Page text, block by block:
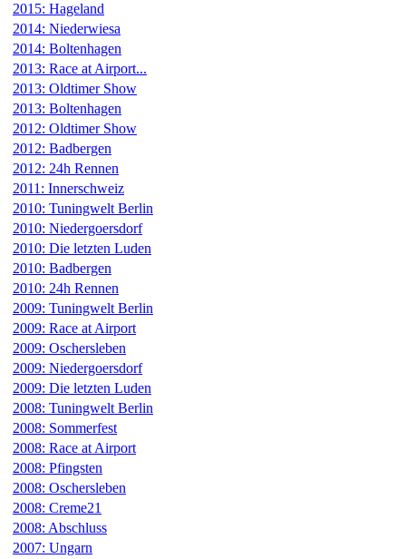
2015: Hageland
2014: Niederwiesa
2014: Boltenhagen
2013: Race at Airport...
2013: Oldtimer Show
2013: Boltenhagen
2012: Oldtimer Show
2012: Badbergen
2012: 24h Rennen
2011: Innerschweiz
2010: Tuningwelt Berlin
2010: Niedergoersdorf
2010: Die letzten Luden
2010: Badbergen
2010: 24h Rennen
2009: Tuningwelt Berlin
2009: Race at Airport
2009: Oschersleben
2009: Niedergoersdorf
2009: Die letzten Luden
2008: Tuningwelt Berlin
2008: Sommerfest
2008: Race at Airport
2008: Pfingsten
2008: Oschersleben
2008: Creme21
2008: Abschluss
2007: Ungarn